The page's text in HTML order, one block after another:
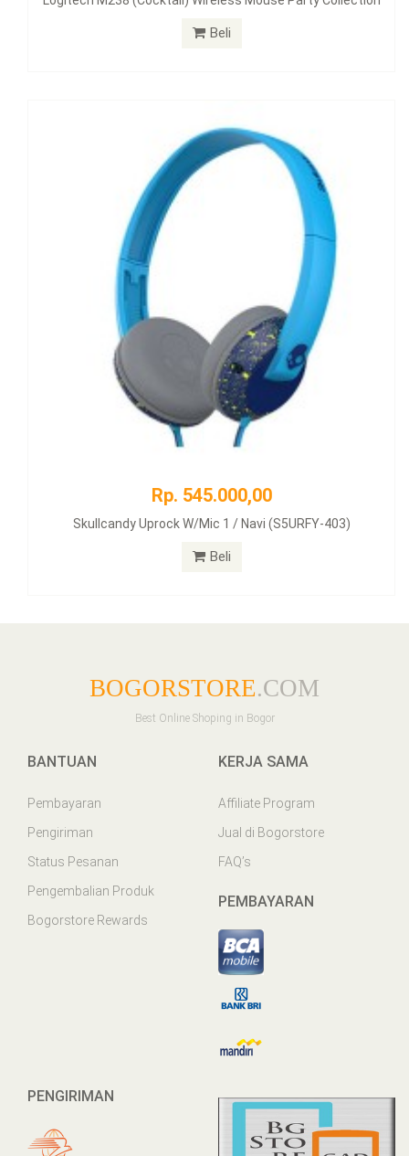
Beli
Rp. 545.000,00
Skullcandy Uprock W/Mic 1 / Navi (S5URFY-403)
Beli
BOGORSTORE.COM
Best Online Shoping in Bogor
BANTUAN
Pembayaran
Pengiriman
Status Pesanan
Pengembalian Produk
Bogorstore Rewards
KERJA SAMA
Affiliate Program
Jual di Bogorstore
FAQ’s
PEMBAYARAN
PENGIRIMAN